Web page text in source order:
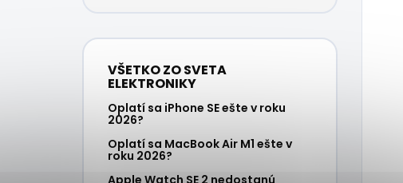
VŠETKO ZO SVETA
ELEKTRONIKY
Oplatí sa iPhone SE ešte v roku
2026?
Oplatí sa MacBook Air M1 ešte v
roku 2026?
Apple Watch SE 2 nedostanú